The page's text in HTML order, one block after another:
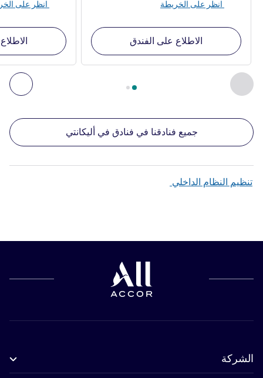
السابق - منشآتنا الأخرى القريبة
الصفحة
الاطلاع على الفندق
جميع فنادقنا في فنادق في أليكانتي
تنظيم النظام الداخلي
الشركة